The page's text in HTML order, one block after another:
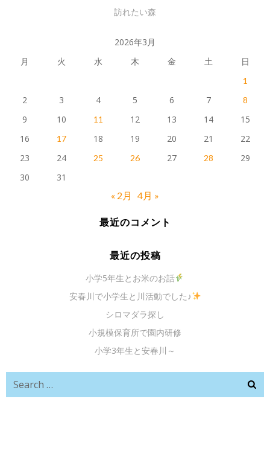
訪れたい森
2026年3月
月
火 水 木 金 土 日
1
2 3 4 5 6 7 8
9 10 11 12 13 14
15
16
17 18 19 20 21
22
23
24 25 26 27 28
29
30
31
« 2月
4月 »
最近のコメント
最近の投稿
小学5年生とお米のお話
安春川で小学生と川活動でした♪
シロマダラ探し
小規模保育所で園内研修
小学3年生と安春川～
Search